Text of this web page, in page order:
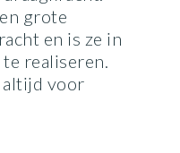
grote
en is ze in
realiseren.
altijd voor